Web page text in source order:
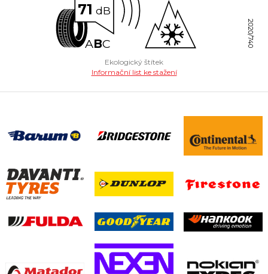
71 dB
ABC 2020/740
Ekologický štítek
Informační list ke stažení